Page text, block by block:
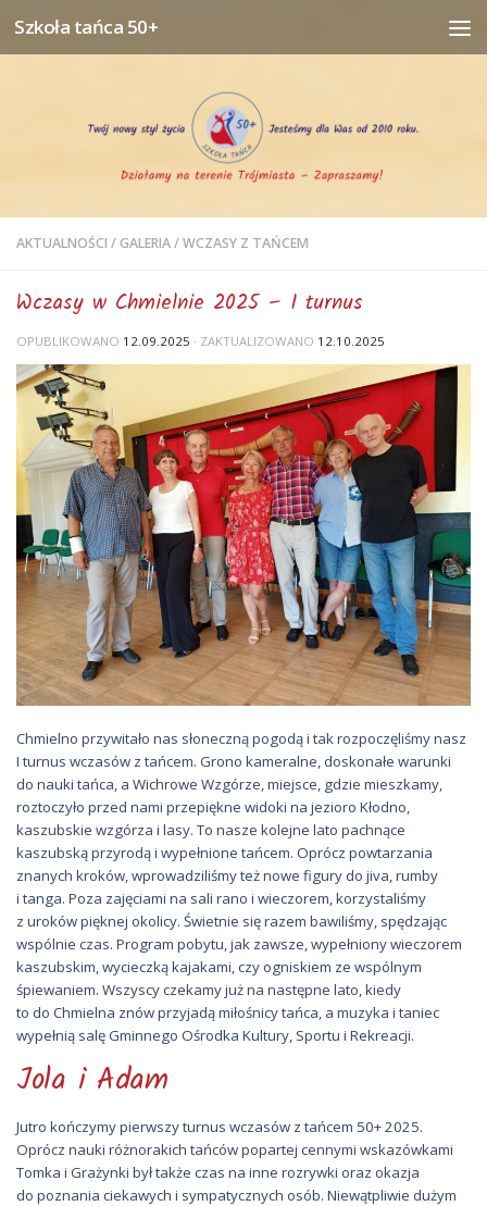
Przejdź do treści
Szkoła tańca 50+
AKTUALNOŚCI /GALERIA/WCZASY Z TAŃCEM
Wczasy w Chmielnie 2025 – I turnus
OPUBLIKOWANO 12.09.2025 · ZAKTUALIZOWANO 12.10.2025
Chmielno przywitało nas słoneczną pogodą i tak rozpoczęliśmy nasz
I turnus wczasów z tańcem. Grono kameralne, doskonałe warunki
do nauki tańca, a Wichrowe Wzgórze, miejsce, gdzie mieszkamy,
roztoczyło przed nami przepiękne widoki na jezioro Kłodno,
kaszubskie wzgórza i lasy. To nasze kolejne lato pachnące
kaszubską przyrodą i wypełnione tańcem. Oprócz powtarzania
znanych kroków, wprowadziliśmy też nowe figury do jiva, rumby
i tanga. Poza zajęciami na sali rano i wieczorem, korzystaliśmy
z uroków pięknej okolicy. Świetnie się razem bawiliśmy, spędzając
wspólnie czas. Program pobytu, jak zawsze, wypełniony wieczorem
kaszubskim, wycieczką kajakami, czy ogniskiem ze wspólnym
śpiewaniem. Wszyscy czekamy już na następne lato, kiedy
to do Chmielna znów przyjadą miłośnicy tańca, a muzyka i taniec
wypełnią salę Gminnego Ośrodka Kultury, Sportu i Rekreacji.
Jola i Adam
Jutro kończymy pierwszy turnus wczasów z tańcem 50+ 2025.
Oprócz nauki różnorakich tańców popartej cennymi wskazówkami
Tomka i Grażynki był także czas na inne rozrywki oraz okazja
do poznania ciekawych i sympatycznych osób. Niewątpliwie dużym